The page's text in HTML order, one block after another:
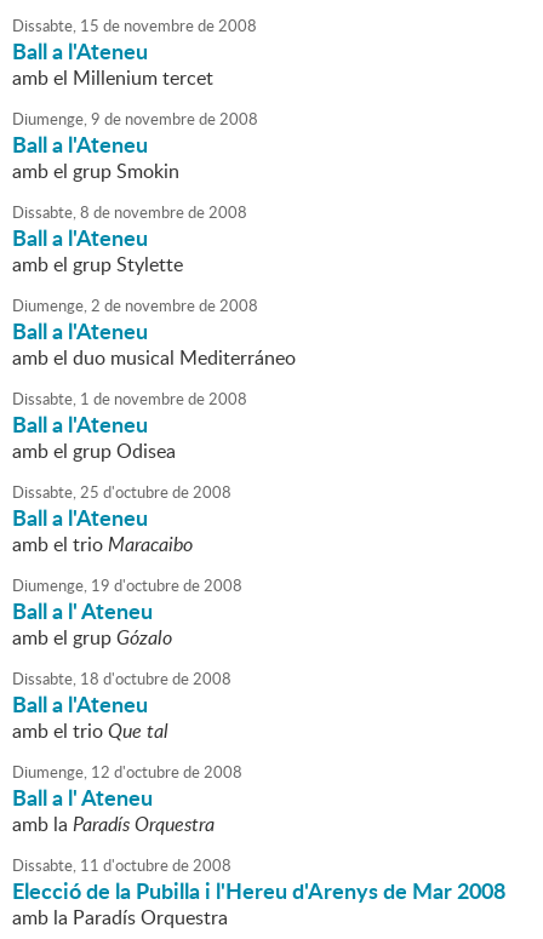
Dissabte, 15 de novembrede2008
Ball a l'Ateneu
amb el Millenium tercet
Diumenge,9 de novembrede2008
Ball a l'Ateneu
amb el grup Smokin
Dissabte,8 de novembrede2008
Ball a l'Ateneu
amb el grup Stylette
Diumenge,2 de novembrede2008
Ball a l'Ateneu
amb el duo musical Mediterráneo
Dissabte, 1 de novembrede2008
Ball a l'Ateneu
amb el grup Odisea
Dissabte,25 d'octubrede2008
Ball a l'Ateneu
amb el trioMaracaibo
Diumenge, 19 d'octubrede2008
Ball a l' Ateneu
amb el grupGózalo
Dissabte, 18 d'octubrede2008
Ball a l'Ateneu
amb el trioQue tal
Diumenge, 12 d'octubrede2008
Ball a l' Ateneu
amb la Paradís Orquestra
Dissabte, 11 d'octubrede2008
Elecció de la Pubilla i l'Hereu d'Arenys de Mar 2008
amb la Paradís Orquestra